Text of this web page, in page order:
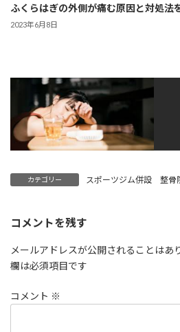
ふくらはぎの外側が痛む原因と対処
2023年6月8日
カテゴリー スポーツジム併設 整骨
コメントを残す
メールアドレスが公開されることはあ
欄は必須項目です
コメント ※